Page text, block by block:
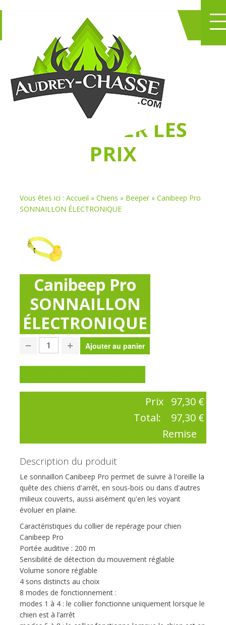
NE PERDEZ PLUS
DE TEMPS
CHASSER LES
PRIX
Vous êtes ici : Accueil » Chiens » Beeper » Canibeep Pro
SONNAILLON ÉLECTRONIQUE
Canibeep Pro
SONNAILLON
ÉLECTRONIQUE
Prix 97,30 €
Total:
97,30 €
Remise
Description du produit
Le sonnaillon Canibeep Pro permet de suivre à l'oreille la
quête des chiens d'arrêt, en sous-bois ou dans d'autres
milieux couverts, aussi aisément qu'en les voyant
évoluer en plaine.
Caractéristiques du collier de repérage pour chien
Canibeep Pro
Portée auditive : 200 m
Sensibilité de détection du mouvement réglable
Volume sonore réglable
4 sons distincts au choix
8 modes de fonctionnement :
modes 1 à 4 : le collier fonctionne uniquement lorsque le
chien est à l’arrêt